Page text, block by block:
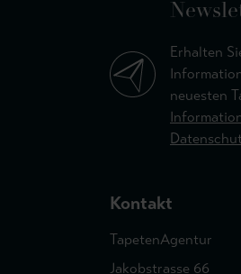
Erhalten
neuesten
Kontakt
TapetenAgentur
Jakobstrasse 66